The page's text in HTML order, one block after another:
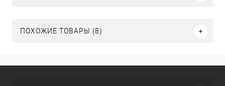
ПОХОЖИЕ ТОВАРЫ (8)